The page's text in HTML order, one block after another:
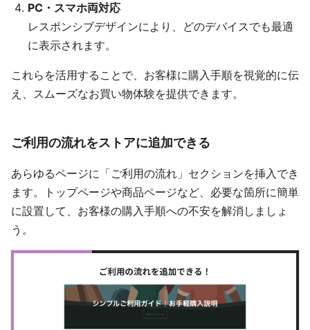
PC・スマホ両対応
レスポンシブデザインにより、どのデバイスでも最適
に表示されます。
これらを活用することで、お客様に購入手順を視覚的に伝
え、スムーズなお買い物体験を提供できます。
ご利用の流れをストアに追加できる
あらゆるページに「ご利用の流れ」セクションを挿入でき
ます。トップページや商品ページなど、必要な箇所に簡単
に設置して、お客様の購入手順への不安を解消しましょ
う。